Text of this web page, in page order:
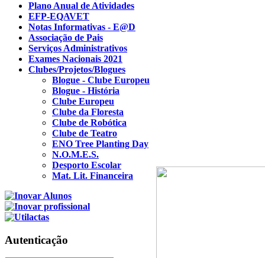
Plano Anual de Atividades
EFP-EQAVET
Notas Informativas - E@D
Associação de Pais
Serviços Administrativos
Exames Nacionais 2021
Clubes/Projetos/Blogues
Blogue - Clube Europeu
Blogue - História
Clube Europeu
Clube da Floresta
Clube de Robótica
Clube de Teatro
ENO Tree Planting Day
N.O.M.E.S.
Desporto Escolar
Mat. Lit. Financeira
Autenticação